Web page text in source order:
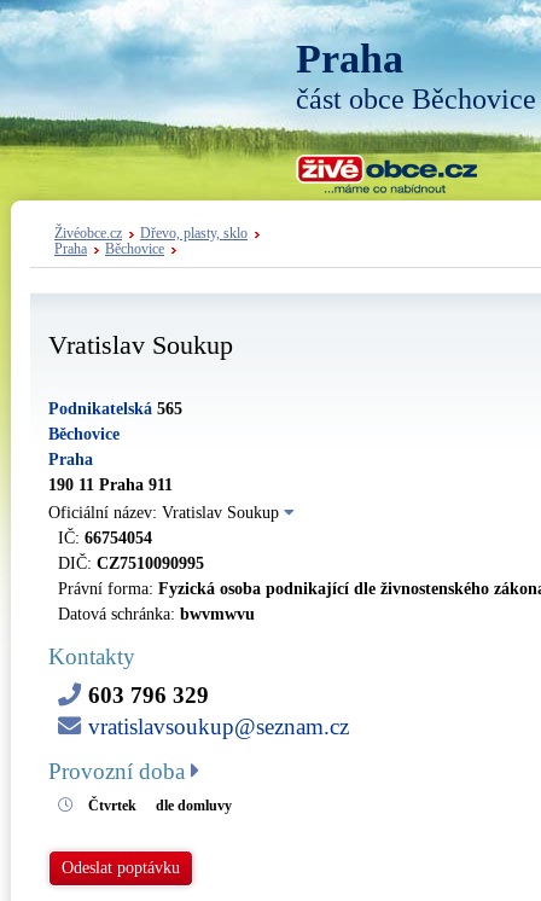
Praha
část obce Běchovice
Živéobce.cz
Dřevo, plasty, sklo
Praha
Běchovice
Vratislav Soukup
Podnikatelská 565
Běchovice
Praha
190 11 Praha 911
Oficiální název: Vratislav Soukup
IČ: 66754054
DIČ: CZ7510090995
Právní forma: Fyzická osoba podnikající dle živnostenského
Datová schránka: bwvmwvu
Kontakty
603 796 329
vratislavsoukup@seznam.cz
Provozní doba
Čtvrtek dle domluvy
Odeslat poptávku